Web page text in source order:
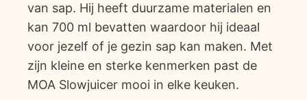
van sap. Hij heeft duurzame materialen en
kan 700 ml bevatten waardoor hij ideaal
voor jezelf of je gezin sap kan maken. Met
zijn kleine en sterke kenmerken past de
MOA Slowjuicer mooi in elke keuken.